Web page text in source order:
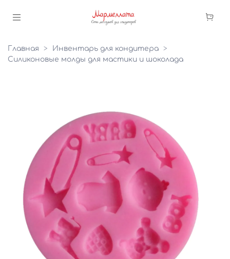
Главная
Инвентарь для кондитера
Силиконовые молды для мастики и шоколада